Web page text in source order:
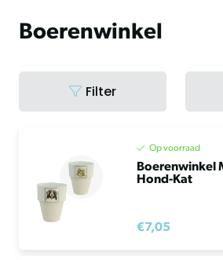
Boerenwinkel
Filter
Op voorraad
Boerenwinkel
Hond-Kat
€7,05